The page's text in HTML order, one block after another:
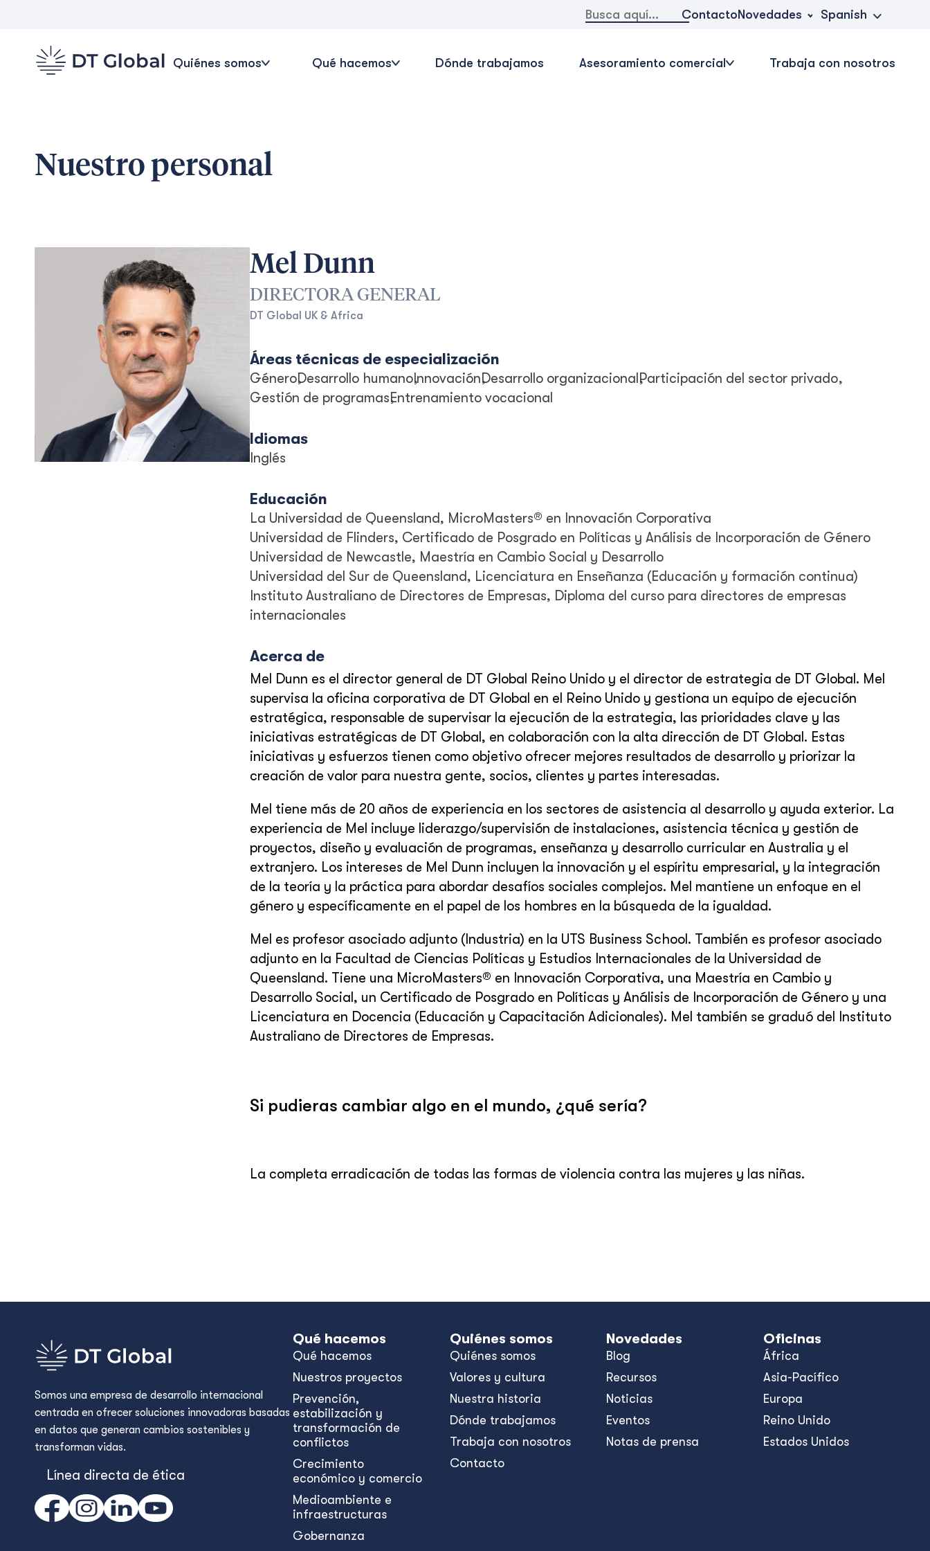
Buscar: ContactoNovedades Spanish
Quiénes somos Qué hacemos Dónde trabajamos Asesoramiento comercial Trabaja con nosotros
Nuestro personal
Mel Dunn
DIRECTORA GENERAL
DT Global UK & Africa
Áreas técnicas de especialización
GéneroDesarrollo humanoInnovaciónDesarrollo organizacional Participación del sector privado
Gestión de programasEntrenamiento vocacional
Idiomas
Inglés
Educación
La Universidad de Queensland, MicroMasters® en Innovación Corporativa
Universidad de Flinders, Certificado de Posgrado en Políticas y Análisis de Incorporación de Género
Universidad de Newcastle, Maestría en Cambio Social y Desarrollo
Universidad del Sur de Queensland, Licenciatura en Enseñanza (Educación y formación continua)
Instituto Australiano de Directores de Empresas, Diploma del curso para directores de empresas
internacionales
Acerca de
Mel Dunn es el director general de DT Global Reino Unido y el director de estrategia de DT Global. Mel
supervisa la oficina corporativa de DT Global en el Reino Unido y gestiona un equipo de ejecución
estratégica, responsable de supervisar la ejecución de la estrategia, las prioridades clave y las
iniciativas estratégicas de DT Global, en colaboración con la alta dirección de DT Global. Estas
iniciativas y esfuerzos tienen como objetivo ofrecer mejores resultados de desarrollo y priorizar la
creación de valor para nuestra gente, socios, clientes y partes interesadas.
Mel tiene más de 20 años de experiencia en los sectores de asistencia al desarrollo y ayuda exterior. La
experiencia de Mel incluye liderazgo/supervisión de instalaciones, asistencia técnica y gestión de
proyectos, diseño y evaluación de programas, enseñanza y desarrollo curricular en Australia y el
extranjero. Los intereses de Mel Dunn incluyen la innovación y el espíritu empresarial, y la integración
de la teoría y la práctica para abordar desafíos sociales complejos. Mel mantiene un enfoque en el
género y específicamente en el papel de los hombres en la búsqueda de la igualdad.
Mel es profesor asociado adjunto (Industria) en la UTS Business School. También es profesor asociado
adjunto en la Facultad de Ciencias Políticas y Estudios Internacionales de la Universidad de
Queensland. Tiene una MicroMasters® en Innovación Corporativa, una Maestría en Cambio y
Desarrollo Social, un Certificado de Posgrado en Políticas y Análisis de Incorporación de Género y una
Licenciatura en Docencia (Educación y Capacitación Adicionales). Mel también se graduó del Instituto
Australiano de Directores de Empresas.
Si pudieras cambiar algo en el mundo, ¿qué sería?
La completa erradicación de todas las formas de violencia contra las mujeres y las niñas.
Somos una empresa de desarrollo internacional
centrada en ofrecer soluciones innovadoras basadas
en datos que generan cambios sostenibles y
transforman vidas.
Línea directa de ética
Qué hacemos
Qué hacemos
Nuestros proyectos
Prevención,
estabilización y
transformación de
conflictos
Crecimiento
económico y comercio
Medioambiente e
infraestructuras
Gobernanza
Quiénes somos
Quiénes somos
Valores y cultura
Nuestra historia
Dónde trabajamos
Trabaja con nosotros
Contacto
Novedades
Blog
Recursos
Noticias
Eventos
Notas de prensa
Oficinas
África
Asia-Pacífico
Europa
Reino Unido
Estados Unidos